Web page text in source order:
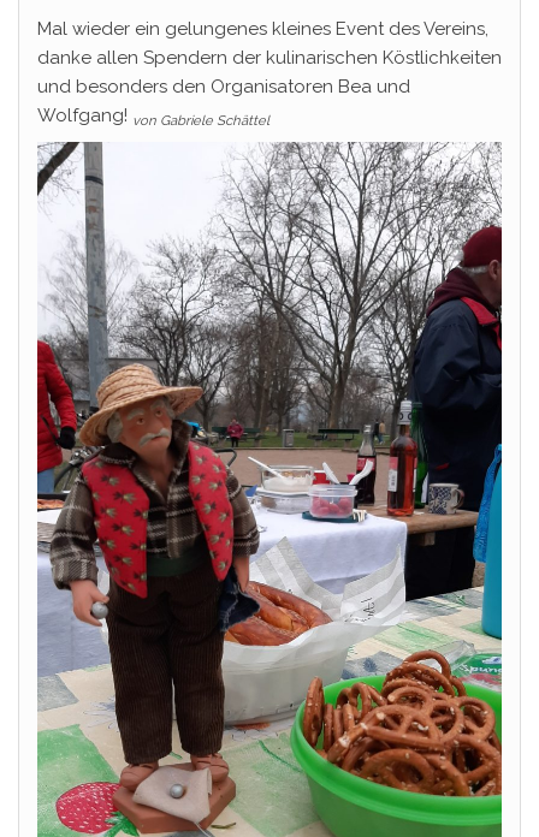
Mal wieder ein gelungenes kleines Event des Vereins,
danke allen Spendern der kulinarischen Köstlichkeiten
und besonders den Organisatoren Bea und
Wolfgang! von Gabriele Schättel